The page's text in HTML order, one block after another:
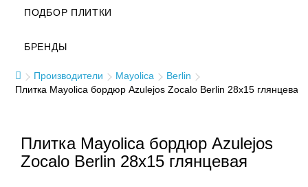
ПОДБОР ПЛИТКИ
БРЕНДЫ
Производители Mayolica
Berlin
Плитка Mayolica бордюр Azulejos Zocalo Berlin 28x15 глянцевая
Плитка Mayolica бордюр Azulejos
Zocalo Berlin 28x15 глянцевая